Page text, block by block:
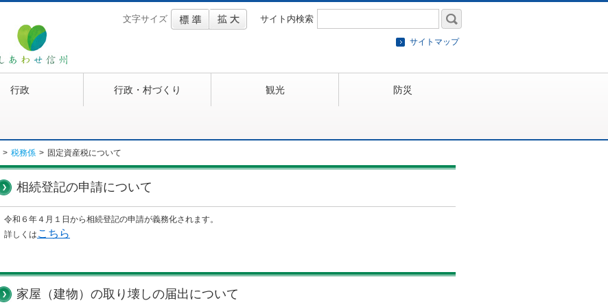
文字サイズ サイト内検索
サイトマップ
行政 行政・村づくり 観光 防災
> 税務係 > 固定資産税について
相続登記の申請について
令和６年４月１日から相続登記の申請が義務化されます。
詳しくは こちら
家屋（建物）の取り壊しの届出について